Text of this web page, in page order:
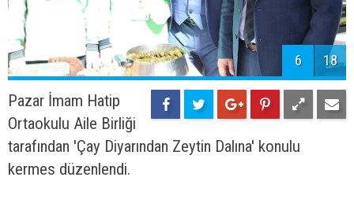
6 18
Pazar İmam Hatip
Ortaokulu Aile Birliği
tarafından 'Çay Diyarından Zeytin Dalına' konulu
kermes düzenlendi.